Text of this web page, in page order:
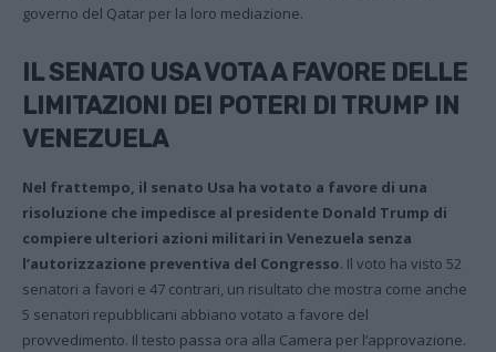
governo del Qatar per la loro mediazione.
IL SENATO USA VOTA A FAVORE DELLE
LIMITAZIONI DEI POTERI DI TRUMP IN
VENEZUELA
Nel frattempo, il senato Usa ha votato a favore di una
risoluzione che impedisce al presidente Donald Trump di
compiere ulteriori azioni militari in Venezuela senza
l’autorizzazione preventiva del Congresso. Il voto ha visto 52
senatori a favori e 47 contrari, un risultato che mostra come anche
5 senatori repubblicani abbiano votato a favore del
provvedimento. Il testo passa ora alla Camera per l’approvazione.